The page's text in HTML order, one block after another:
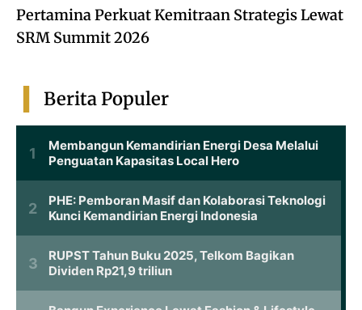
Pertamina Perkuat Kemitraan Strategis Lewat
SRM Summit 2026
Berita Populer